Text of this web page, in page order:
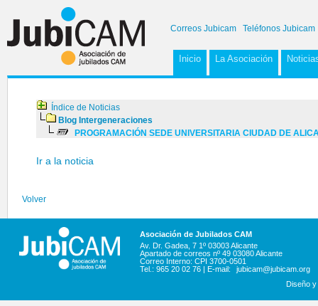
Correos Jubicam Teléfonos Jubicam
Inicio La Asociación
Índice de Noticias
Blog Intergeneraciones
PROGRAMACIÓN SEDE UNIVERSITARIA CIUDAD DE
Ir a la noticia
Volver
Asociación de Jubilados CAM
Av. Dr. Gadea, 7 1º 03003 Alicante
Apartado de correos nº 49 03080 Alicante
Correo Interno: CPI 3700-0501
Tel.: 965 20 02 76 | E-mail:
jubicam@jubicam.org
Diseño